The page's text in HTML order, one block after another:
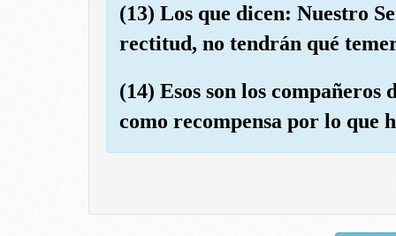
(13) Los que dicen: Nuestro
rectitud, no tendrán qué
(14) Esos son los
como recompensa por lo que